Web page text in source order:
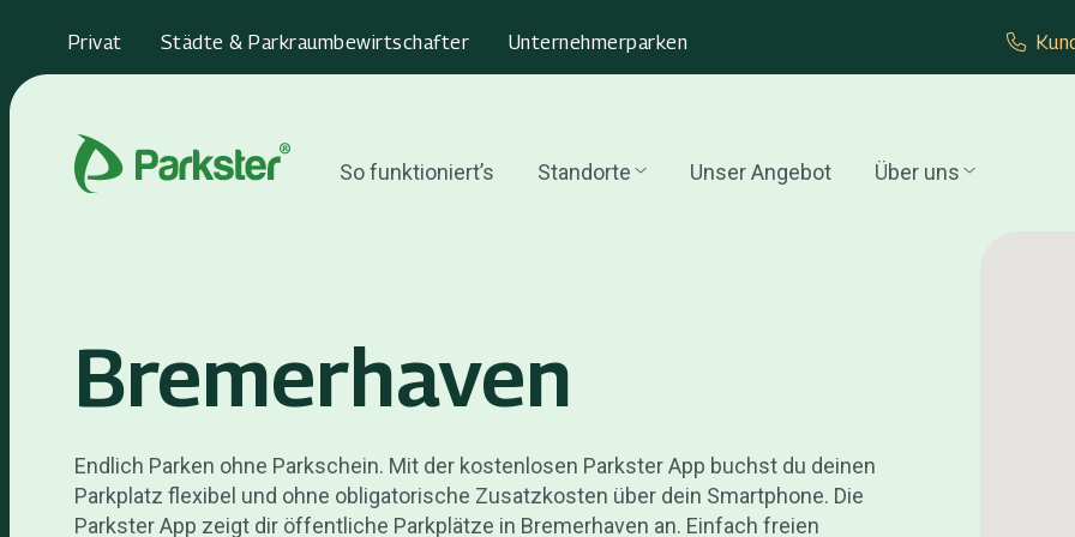
Privat Städte & Parkraumbewirtschafter Unternehmer­parken
So funktioniert’s Standorte Unser Angebot Über uns
Bremerhaven
Endlich Parken ohne Parkschein. Mit der kostenlosen Parkster App buchst du deinen
Parkplatz flexibel und ohne obligatorische Zusatzkosten über dein Smartphone. Die
Parkster App zeigt dir öffentliche Parkplätze in Bremerhaven an. Einfach freien